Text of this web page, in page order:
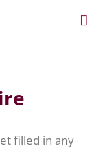
filled in any